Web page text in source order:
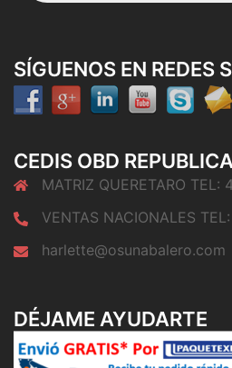
SÍGUENOS EN REDES
CEDIS OBD
MATRIZ QUERETARO
VENTAS NACIONALES
harlette@osunabalero.com
DÉJAME AYUDARTE